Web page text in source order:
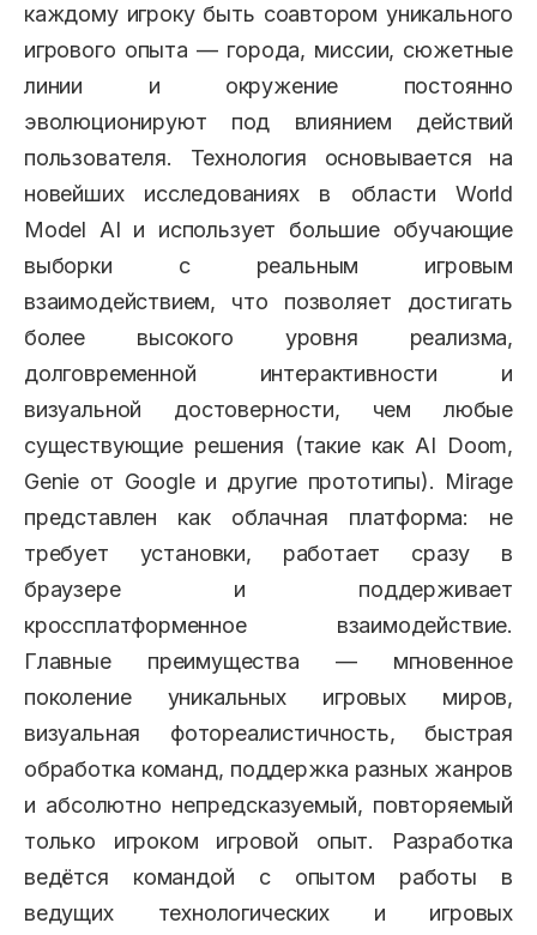
каждому игроку быть соавтором уникального
игрового опыта — города, миссии, сюжетные
линии и окружение постоянно
эволюционируют под влиянием действий
пользователя. Технология основывается на
новейших исследованиях в области World
Model AI и использует большие обучающие
выборки с реальным игровым
взаимодействием, что позволяет достигать
более высокого уровня реализма,
долговременной интерактивности и
визуальной достоверности, чем любые
существующие решения (такие как AI Doom,
Genie от Google и другие прототипы). Mirage
представлен как облачная платформа: не
требует установки, работает сразу в
браузере и поддерживает
кроссплатформенное взаимодействие.
Главные преимущества — мгновенное
поколение уникальных игровых миров,
визуальная фотореалистичность, быстрая
обработка команд, поддержка разных жанров
и абсолютно непредсказуемый, повторяемый
только игроком игровой опыт. Разработка
ведётся командой с опытом работы в
ведущих технологических и игровых